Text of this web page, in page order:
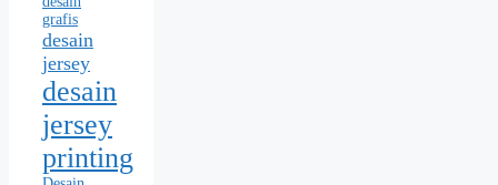
grafis
desain
jersey
desain
jersey
printing